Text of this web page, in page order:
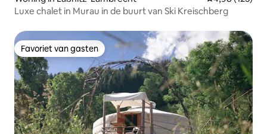
Luxe chalet in Murau in de buurt van Ski Kreischberg
Favoriet van gasten
Favoriet van gasten